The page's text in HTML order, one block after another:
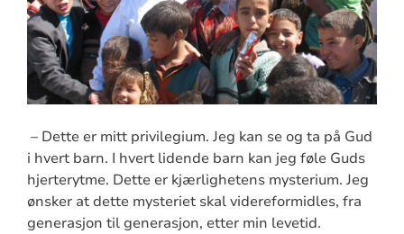
– Dette er mitt privilegium. Jeg kan se og ta på Gud
i hvert barn. I hvert lidende barn kan jeg føle Guds
hjerterytme. Dette er kjærlighetens mysterium. Jeg
ønsker at dette mysteriet skal videreformidles, fra
generasjon til generasjon, etter min levetid.